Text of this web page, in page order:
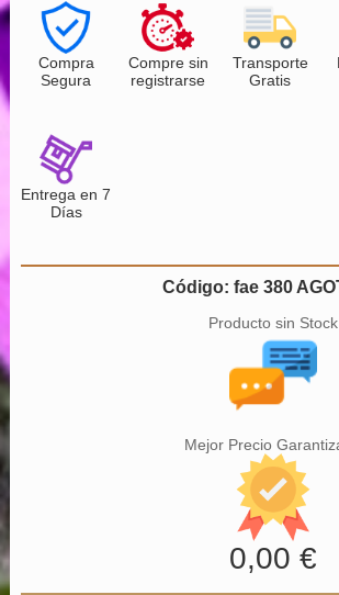
Compra
Segura
Compre sin
registrarse
Transporte
Gratis
Entrega en 7
Días
Código: fae 380
Producto sin Stock
Mejor Precio
0,00 €